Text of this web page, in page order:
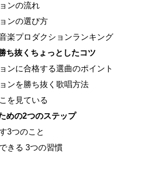
ンの流れ
ンの選び方
楽プロダクションランキング
ち抜くちょっとしたコツ
ンに合格する選曲のポイント
ンを勝ち抜く歌唱方法
を見ている
めの2つのステップ
3つのこと
きる 3つの習慣